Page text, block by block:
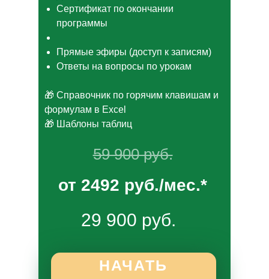
НАЧАТЬ
Сертификат по окончании
программы
Прямые эфиры (доступ к записям)
Ответы на вопросы по урокам
🎁 Справочник по горячим клавишам и
формулам в Excel
🎁 Шаблоны таблиц
от 2492 руб./мес.*
29 900 руб.
59 900 руб.